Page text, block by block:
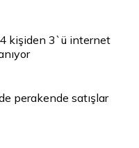
kişiden 3`ü internet
perakende satışlar